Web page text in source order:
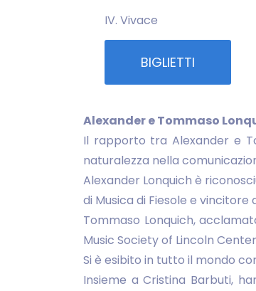
IV. Vivace
BIGLIETTI
Alexander e Tommaso
Il rapporto tra Alexander e
naturalezza nella
Alexander Lonquich è
di Musica di Fiesole e vincitore
Tommaso Lonquich,
Music Society of Lincoln
Si è esibito in tutto il mondo
Insieme a Cristina Barbuti,